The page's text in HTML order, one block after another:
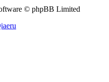
© phpBB Limited